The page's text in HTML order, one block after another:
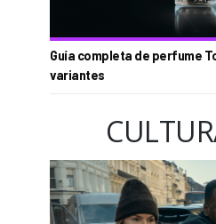
Guía completa de perfume
variantes